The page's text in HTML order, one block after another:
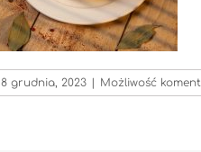
8 grudnia, 2023 | Możliwość